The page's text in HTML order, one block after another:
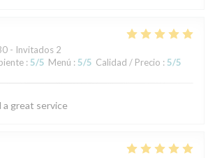
- Invitados 2
: 5/5 Menú : 5/5 Calidad / Precio : 5/5
a great service